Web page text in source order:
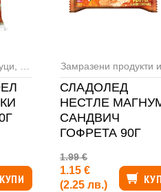
Замразени продукти и
КУПИ
СЛАДОЛЕД
НЕСТЛЕ
САНДВИЧ
ГОФРЕТА 90Г
1.99 €
1.15 €
(2.25 лв.)